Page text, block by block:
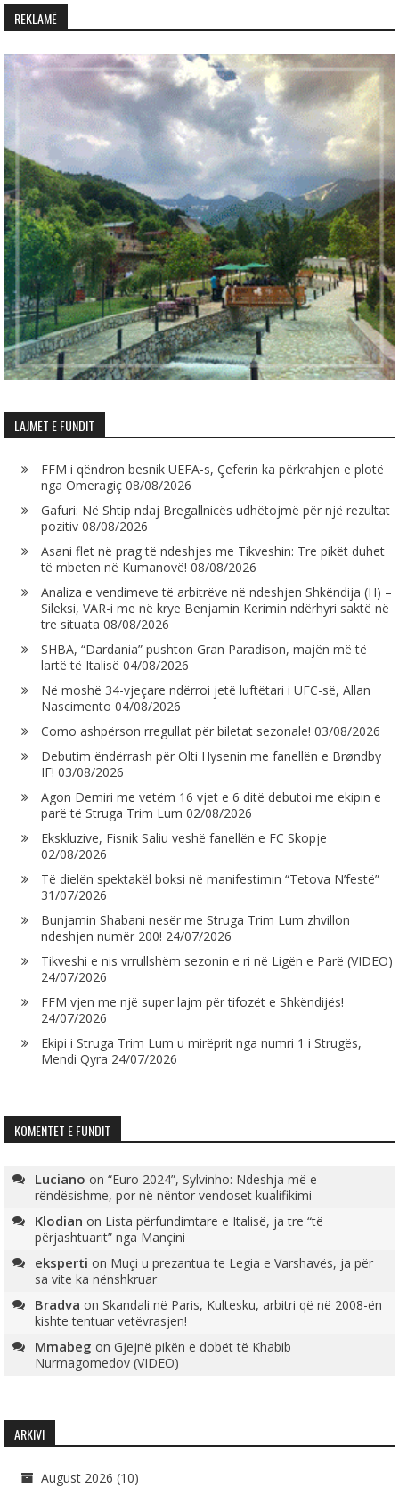
REKLAMË
LAJMET E FUNDIT
FFM i qëndron besnik UEFA-s, Çeferin ka përkrahjen e plotë
nga Omeragiç 08/08/2026
Gafuri: Në Shtip ndaj Bregallnicës udhëtojmë për një rezultat
pozitiv 08/08/2026
Asani flet në prag të ndeshjes me Tikveshin: Tre pikët duhet
të mbeten në Kumanovë! 08/08/2026
Analiza e vendimeve të arbitrëve në ndeshjen Shkëndija (H) –
Sileksi, VAR-i me në krye Benjamin Kerimin ndërhyri saktë në
tre situata 08/08/2026
SHBA, “Dardania” pushton Gran Paradison, majën më të
lartë të Italisë 04/08/2026
Në moshë 34-vjeçare ndërroi jetë luftëtari i UFC-së, Allan
Nascimento 04/08/2026
Como ashpërson rregullat për biletat sezonale! 03/08/2026
Debutim ëndërrash për Olti Hysenin me fanellën e Brøndby
IF! 03/08/2026
Agon Demiri me vetëm 16 vjet e 6 ditë debutoi me ekipin e
parë të Struga Trim Lum 02/08/2026
Ekskluzive, Fisnik Saliu veshë fanellën e FC Skopje
02/08/2026
Të dielën spektakël boksi në manifestimin “Tetova N’festë”
31/07/2026
Bunjamin Shabani nesër me Struga Trim Lum zhvillon
ndeshjen numër 200! 24/07/2026
Tikveshi e nis vrrullshëm sezonin e ri në Ligën e Parë (VIDEO)
24/07/2026
FFM vjen me një super lajm për tifozët e Shkëndijës!
24/07/2026
Ekipi i Struga Trim Lum u mirëprit nga numri 1 i Strugës,
Mendi Qyra 24/07/2026
KOMENTET E FUNDIT
Luciano on“Euro 2024”, Sylvinho: Ndeshja më e
rëndësishme, por në nëntor vendoset kualifikimi
Klodian on Lista përfundimtare e Italisë, ja tre “të
përjashtuarit” nga Mançini
eksperti on Muçi u prezantua te Legia e Varshavës, ja për
sa vite ka nënshkruar
Bradva onSkandali në Paris, Kultesku, arbitri që në 2008-ën
kishte tentuar vetëvrasjen!
Mmabeg onGjejnë pikën e dobët të Khabib
Nurmagomedov (VIDEO)
ARKIVI
August 2026 (10)